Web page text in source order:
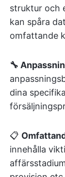
struktur och
kan spåra
omfattande
🔧
dina
📋
innehålla